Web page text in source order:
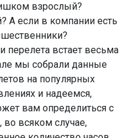
взрослый?
А если в компании есть
перелета встает весьма
мы собрали данные
на популярных
и надеемся,
вам определиться с
всяком случае,